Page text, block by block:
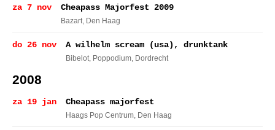
za 7 nov Cheapass Majorfest 2009
Bazart, Den Haag
do 26 nov A wilhelm scream (usa), drunktank
Bibelot, Poppodium, Dordrecht
2008
za 19 jan Cheapass majorfest
Haags Pop Centrum, Den Haag